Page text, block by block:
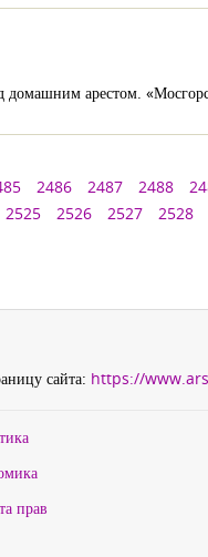
арестом.
2486 2487 2488
2525 2526 2527 2528
сайта: https://
прав